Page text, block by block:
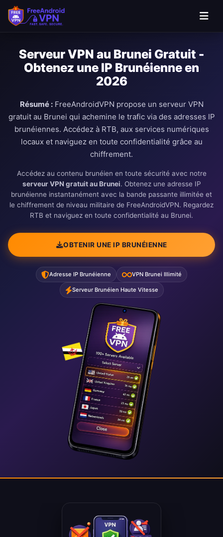
Passer au contenu principal
Serveur VPN au Brunei Gratuit -
Obtenez une IP Brunéienne en
2026
Résumé :FreeAndroidVPN propose un serveur VPN
gratuit au Brunei qui achemine le trafic via des adresses IP
brunéiennes. Accédez à RTB, aux services numériques
locaux et naviguez en toute confidentialité grâce au
chiffrement.
Accédez au contenu brunéien en toute sécurité avec notre
serveur VPN gratuit au Brunei. Obtenez une adresse IP
brunéienne instantanément avec la bande passante illimitée et
le chiffrement de niveau militaire de FreeAndroidVPN. Regardez
RTB et naviguez en toute confidentialité au Brunei.
OBTENIR UNE IP BRUNÉIENNE
Adresse IP Brunéienne VPN Brunei Illimité
Serveur Brunéien Haute Vitesse